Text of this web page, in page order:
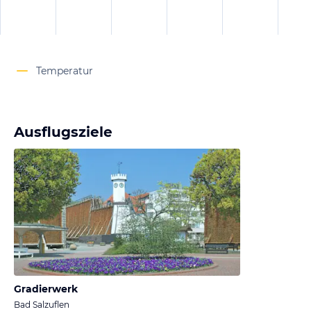
Temperatur
Ausflugsziele
Gradierwerk
Bad Salzuflen